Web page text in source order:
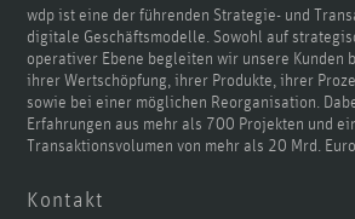
wdp ist eine der führenden Strategie- und
digitale Geschäftsmodelle. Sowohl auf
operativer Ebene begleiten wir unsere Kunden
ihrer Wertschöpfung, ihrer Produkte, ihrer
sowie bei einer möglichen Reorganisation.
Erfahrungen aus mehr als 700 Projekten und
Transaktionsvolumen von mehr als 20 Mrd.
Kontakt